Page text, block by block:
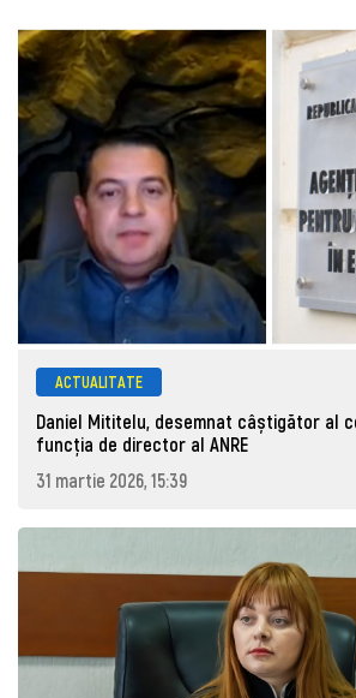
ACTUALITATE
Daniel Mititelu, desemnat câștigător al
funcția de director al ANRE
31 martie 2026, 15:39